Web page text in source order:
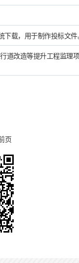
载，用于制作投标文件
道改造等提升工程监理
页